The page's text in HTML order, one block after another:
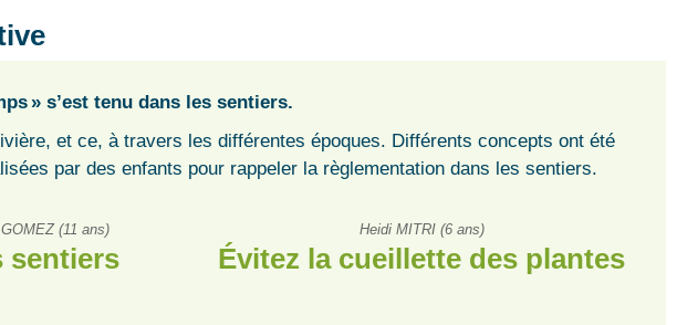
» s’est tenu dans les sentiers.
et ce, à travers les différentes époques. Différents concepts ont été
par des enfants pour rappeler la règlementation dans les sentiers.
(11 ans)
sentiers
Heidi MITRI (6 ans)
Évitez la cueillette des plantes